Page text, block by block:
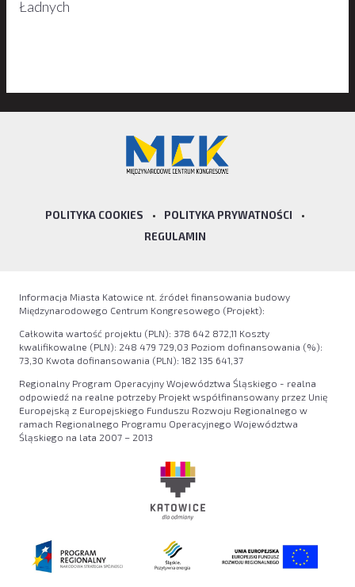
Ładnych
POLITYKA COOKIES • POLITYKA PRYWATNOŚCI
•
REGULAMIN
Informacja Miasta Katowice nt. źródeł finansowania budowy
Międzynarodowego Centrum Kongresowego (Projekt):
Całkowita wartość projektu (PLN): 378 642 872,11 Koszty
kwalifikowalne (PLN): 248 479 729,03 Poziom dofinansowania (%):
73,30 Kwota dofinansowania (PLN): 182 135 641,37
Regionalny Program Operacyjny Województwa Śląskiego - realna
odpowiedź na realne potrzeby Projekt współfinansowany przez Unię
Europejską z Europejskiego Funduszu Rozwoju Regionalnego w
ramach Regionalnego Programu Operacyjnego Województwa
Śląskiego na lata 2007 – 2013